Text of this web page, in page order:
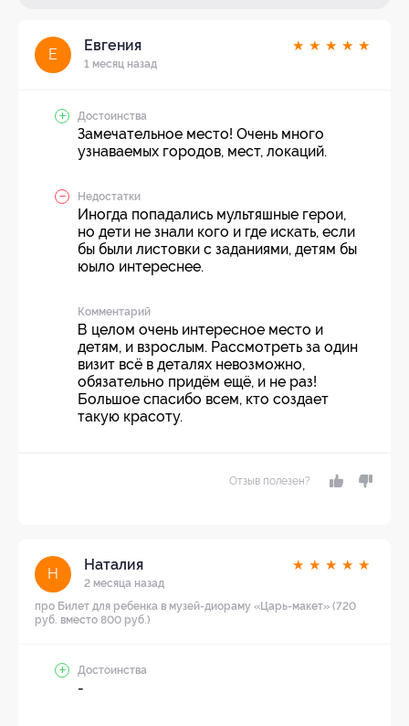
Е
Евгения
1 месяц назад
★ ★ ★ ★ ★
Достоинства
Замечательное место! Очень много
узнаваемых городов, мест, локаций.
Недостатки
Иногда попадались мультяшные герои,
но дети не знали кого и где искать, если
бы были листовки с заданиями, детям бы
юыло интереснее.
Комментарий
В целом очень интересное место и
детям, и взрослым. Рассмотреть за один
визит всё в деталях невозможно,
обязательно придём ещё, и не раз!
Большое спасибо всем, кто создает
такую красоту.
Отзыв полезен?
Н
Наталия
2 месяца назад
★ ★ ★ ★ ★
про Билет для ребенка в музей-диораму «Царь-макет» (720
руб. вместо 800 руб.)
Достоинства
-